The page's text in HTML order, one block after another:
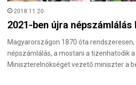
2018.11.20.
2021-ben újra népszámlálás
Magyarországon 1870 óta
népszámlálás, a mostani a tizenhatodik a
Miniszterelnökséget vezető miniszter a